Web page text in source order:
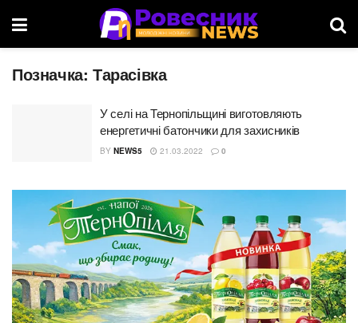
Позначка: Тарасівка
У селі на Тернопільщині виготовляють
енергетичні батончики для захисників
BY NEWS5 21.03.2022 0